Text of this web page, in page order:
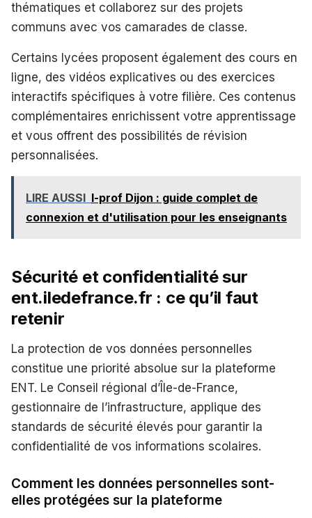
thématiques et collaborez sur des projets
communs avec vos camarades de classe.
Certains lycées proposent également des cours en
ligne, des vidéos explicatives ou des exercices
interactifs spécifiques à votre filière. Ces contenus
complémentaires enrichissent votre apprentissage
et vous offrent des possibilités de révision
personnalisées.
LIRE AUSSI I-prof Dijon : guide complet de
connexion et d'utilisation pour les enseignants
Sécurité et confidentialité sur
ent.iledefrance.fr : ce qu’il faut
retenir
La protection de vos données personnelles
constitue une priorité absolue sur la plateforme
ENT. Le Conseil régional d’Île-de-France,
gestionnaire de l’infrastructure, applique des
standards de sécurité élevés pour garantir la
confidentialité de vos informations scolaires.
Comment les données personnelles sont-
elles protégées sur la plateforme